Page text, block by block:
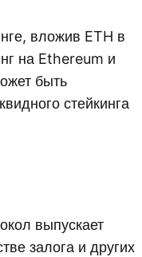
вложив ETH в
на Ethereum и
быть
стейкинга
выпускает
залога и других